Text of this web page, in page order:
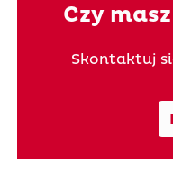
Czy
Skontaktuj